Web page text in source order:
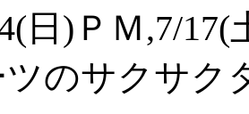
日) ＰＭ,7/17(
ツのサクサク